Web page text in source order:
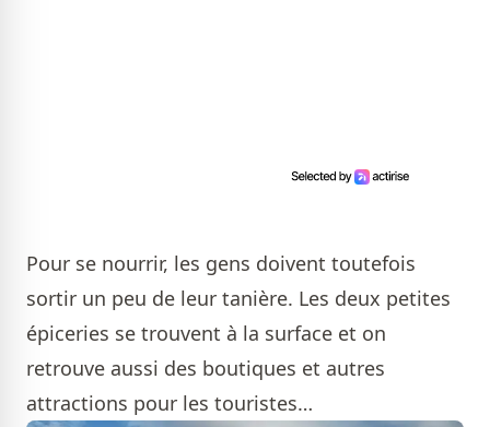
Pour se nourrir, les gens doivent toutefois
sortir un peu de leur tanière. Les deux petites
épiceries se trouvent à la surface et on
retrouve aussi des boutiques et autres
attractions pour les touristes…